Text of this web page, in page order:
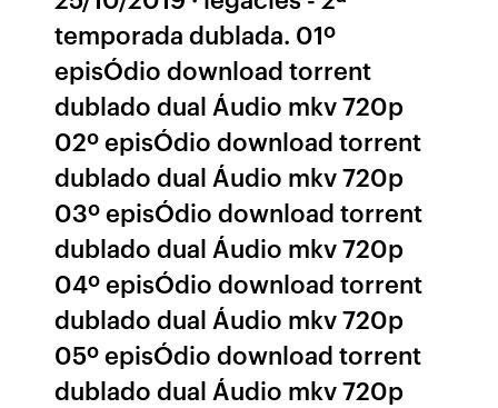
temporada dublada. 01º
episÓdio download torrent
dublado dual Áudio mkv 720p
02º episÓdio download torrent
dublado dual Áudio mkv 720p
03º episÓdio download torrent
dublado dual Áudio mkv 720p
04º episÓdio download torrent
dublado dual Áudio mkv 720p
05º episÓdio download torrent
dublado dual Áudio mkv 720p